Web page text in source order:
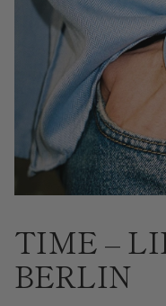
TIME –
BERLIN